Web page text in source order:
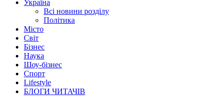
Україна
Всі новини розділу
Політика
Місто
Світ
Бізнес
Наука
Шоу-бізнес
Спорт
Lifestyle
БЛОГИ ЧИТАЧІВ